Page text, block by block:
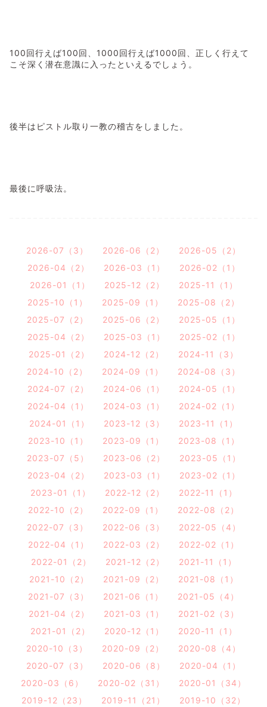
100回行えば100回、1000回行えば1000回、正しく行えて
こそ深く潜在意識に入ったといえるでしょう。
後半はピストル取り一教の稽古をしました。
最後に呼吸法。
2026-07（3） 2026-06（2）
2026-05（2）
2026-04（2）
2026-03（1）
2026-02（1）
2026-01（1）
2025-12（2）
2025-11（1）
2025-10（1）
2025-09（1）
2025-08（2）
2025-07（2）
2025-06（2）
2025-05（1）
2025-04（2）
2025-03（1）
2025-02（1）
2025-01（2）
2024-12（2）
2024-11（3）
2024-10（2）
2024-09（1）
2024-08（3）
2024-07（2）
2024-06（1）
2024-05（1）
2024-04（1）
2024-03（1）
2024-02（1）
2024-01（1）
2023-12（3）
2023-11（1）
2023-10（1）
2023-09（1）
2023-08（1）
2023-07（5）
2023-06（2）
2023-05（1）
2023-04（2）
2023-03（1）
2023-02（1）
2023-01（1）
2022-12（2）
2022-11（1）
2022-10（2）
2022-09（1）
2022-08（2）
2022-07（3）
2022-06（3）
2022-05（4）
2022-04（1）
2022-03（2）
2022-02（1）
2022-01（2）
2021-12（2）
2021-11（1）
2021-10（2）
2021-09（2）
2021-08（1）
2021-07（3）
2021-06（1）
2021-05（4）
2021-04（2）
2021-03（1）
2021-02（3）
2021-01（2）
2020-12（1）
2020-11（1）
2020-10（3）
2020-09（2）
2020-08（4）
2020-07（3）
2020-06（8）
2020-04（1）
2020-03（6）
2020-02（31）
2020-01（34）
2019-12（23）
2019-11（21）
2019-10（32）